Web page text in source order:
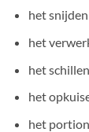
het
het
het
het
het